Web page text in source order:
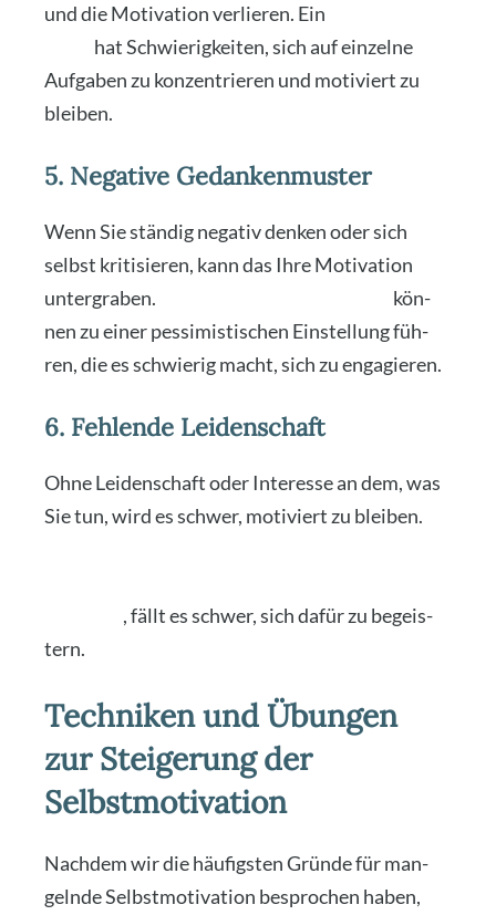
und die Moti­va­ti­on ver­lie­ren. Ein
hat Schwie­rig­kei­ten, sich auf ein­zel­ne
Auf­ga­ben zu kon­zen­trie­ren und moti­viert zu
blei­ben.
5. Negative Gedankenmuster
Wenn Sie stän­dig nega­tiv den­ken oder sich
selbst kri­ti­sie­ren, kann das Ihre Moti­va­ti­on
unter­gra­ben.
kön­
nen zu einer pes­si­mis­ti­schen Ein­stel­lung füh­
ren, die es schwie­rig macht, sich zu enga­gie­ren.
6. Fehlende Leidenschaft
Ohne Lei­den­schaft oder Inter­es­se an dem, was
Sie tun, wird es schwer, moti­viert zu blei­ben.
, fällt es schwer, sich dafür zu begeis­
tern.
Techniken und Übungen
zur Steigerung der
Selbstmotivation
Nach­dem wir die häu­figs­ten Grün­de für man­
geln­de Selbst­mo­ti­va­ti­on bespro­chen haben,